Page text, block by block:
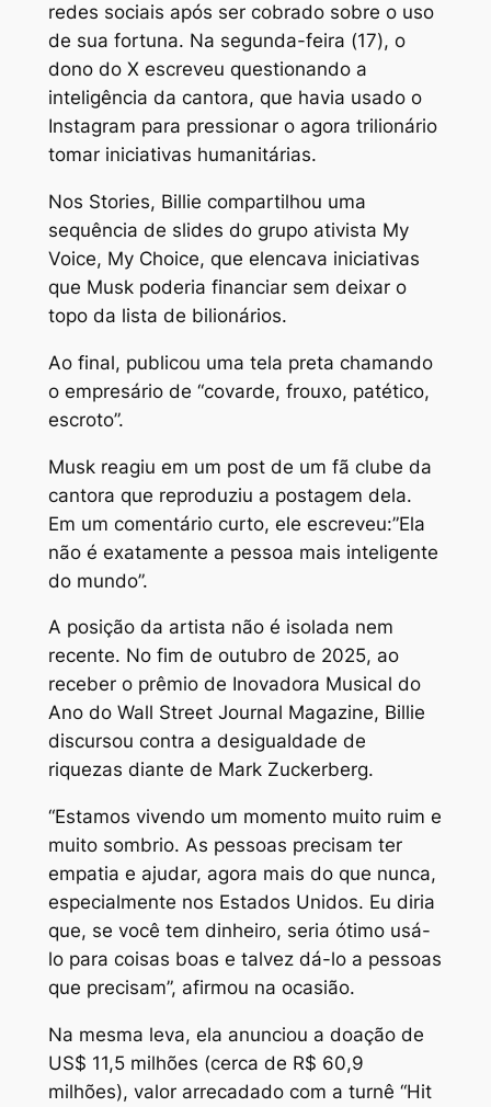
redes sociais após ser cobrado sobre o uso
de sua fortuna. Na segunda-feira (17), o
dono do X escreveu questionando a
inteligência da cantora, que havia usado o
Instagram para pressionar o agora trilionário
tomar iniciativas humanitárias.
Nos Stories, Billie compartilhou uma
sequência de slides do grupo ativista My
Voice, My Choice, que elencava iniciativas
que Musk poderia financiar sem deixar o
topo da lista de bilionários.
Ao final, publicou uma tela preta chamando
o empresário de “covarde, frouxo, patético,
escroto”.
Musk reagiu em um post de um fã clube da
cantora que reproduziu a postagem dela.
Em um comentário curto, ele escreveu:”Ela
não é exatamente a pessoa mais inteligente
do mundo”.
A posição da artista não é isolada nem
recente. No fim de outubro de 2025, ao
receber o prêmio de Inovadora Musical do
Ano do Wall Street Journal Magazine, Billie
discursou contra a desigualdade de
riquezas diante de Mark Zuckerberg.
“Estamos vivendo um momento muito ruim e
muito sombrio. As pessoas precisam ter
empatia e ajudar, agora mais do que nunca,
especialmente nos Estados Unidos. Eu diria
que, se você tem dinheiro, seria ótimo usá-
lo para coisas boas e talvez dá-lo a pessoas
que precisam”, afirmou na ocasião.
Na mesma leva, ela anunciou a doação de
US$ 11,5 milhões (cerca de R$ 60,9
milhões), valor arrecadado com a turnê “Hit